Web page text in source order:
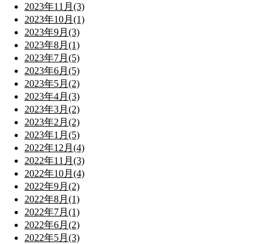
2023年11月(3)
2023年10月(1)
2023年9月(3)
2023年8月(1)
2023年7月(5)
2023年6月(5)
2023年5月(2)
2023年4月(3)
2023年3月(2)
2023年2月(2)
2023年1月(5)
2022年12月(4)
2022年11月(3)
2022年10月(4)
2022年9月(2)
2022年8月(1)
2022年7月(1)
2022年6月(2)
2022年5月(3)